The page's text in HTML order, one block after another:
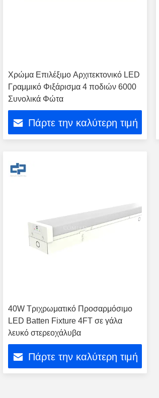
Χρώμα Επιλέξιμο Αρχιτεκτονικό LED
Γραμμικό Φιξάρισμα 4 ποδιών 6000
Συνολικά Φώτα
Πάρτε την καλύτερη τιμή
40W Τριχρωματικό Προσαρμόσιμο
LED Batten Fixture 4FT σε γάλα
λευκό στερεοχάλυβα
Πάρτε την καλύτερη τιμή